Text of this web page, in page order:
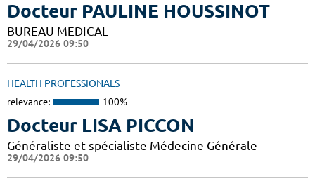
Docteur PAULINE HOUSSINOT
BUREAU MEDICAL
29/04/2026 09:50
HEALTH PROFESSIONALS
relevance: 100%
Docteur LISA PICCON
Généraliste et spécialiste Médecine Générale
29/04/2026 09:50